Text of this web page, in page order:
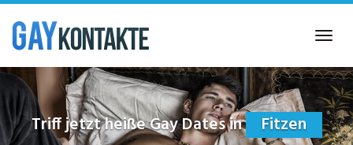
Skip
main
content
Triff jetzt heiße Gay Dates in Fitzen